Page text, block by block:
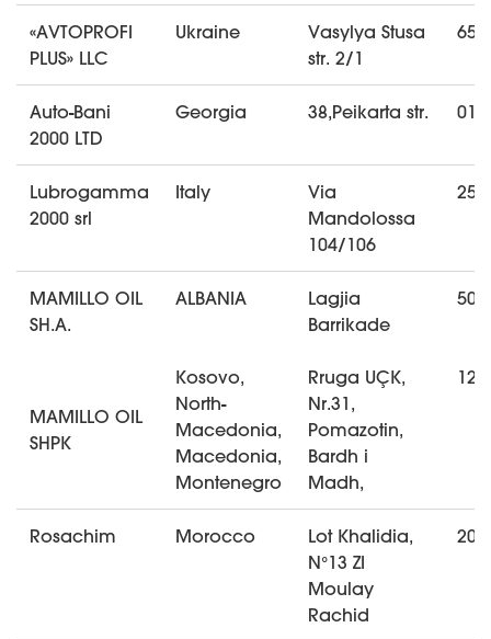
«AVTOPROFI
PLUS» LLC
Ukraine
Vasylya Stusa
str. 2/1
Auto-Bani
2000 LTD
Georgia 38,Peikarta str.
Lubrogamma
2000 srl
Italy
Via
Mandolossa
104/106
MAMILLO OIL
SH.A.
ALBANIA
Lagjia
Barrikade
MAMILLO OIL
SHPK
Kosovo,
North-
Macedonia,
Macedonia,
Montenegro
Rruga UÇK,
Nr.31,
Pomazotin,
Bardh i
Madh,
Rosachim Morocco
Lot Khalidia,
N°13 ZI
Moulay
Rachid